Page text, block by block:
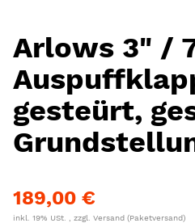
Arlows 3" /
gesteürt,
189,00 €
inkl. 19% USt. , zzgl.Versand(Paketversand)